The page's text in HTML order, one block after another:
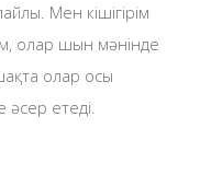
Мен кішігірім
олар шын мәнінде
олар осы
әсер етеді.